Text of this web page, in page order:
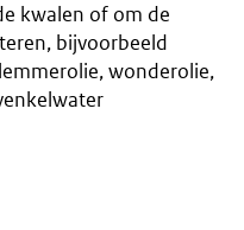
kwalen of om de
bijvoorbeeld
wonderolie,